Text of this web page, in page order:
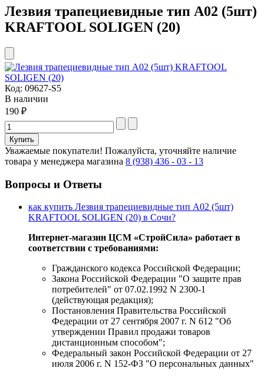
Лезвия трапециевидные тип А02 (5шт)
KRAFTOOL SOLIGEN (20)
Код: 09627-S5
В наличии
190 ₽
Уважаемые покупатели! Пожалуйста, уточняйте наличие
товара у менеджера магазина 8 (938) 436 - 03 - 13
Вопросы и Ответы
как купить Лезвия трапециевидные тип А02 (5шт)
KRAFTOOL SOLIGEN (20) в Сочи?
Интернет-магазин ЦСМ «СтройСила» работает в
соответствии с требованиями:
Гражданского кодекса Российской Федерации;
Закона Российской Федерации "О защите прав
потребителей" от 07.02.1992 N 2300-1
(действующая редакция);
Постановления Правительства Российской
Федерации от 27 сентября 2007 г. N 612 "Об
утверждении Правил продажи товаров
дистанционным способом";
Федеральный закон Российской Федерации от 27
июля 2006 г. N 152-ФЗ "О персональных данных"